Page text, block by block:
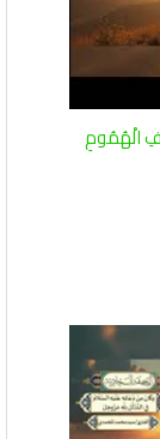
الْهُمُومِ